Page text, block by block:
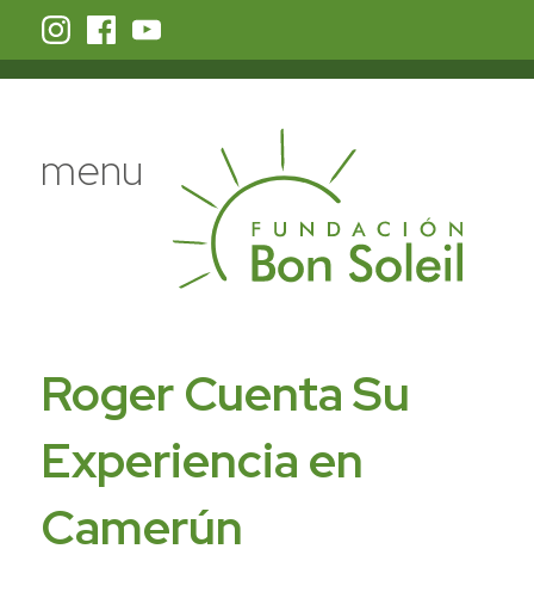
menu
Roger Cuenta Su
Experiencia en
Camerún